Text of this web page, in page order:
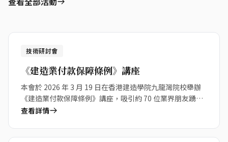
19
技術研討會
《建造業付款保障條例》講座
本會於 2026 年 3 月 19 日在香港建造學院九龍灣院校舉辦
《建造業付款保障條例》講座，吸引約 70 位業界朋友踴躍
參加。
查看詳情